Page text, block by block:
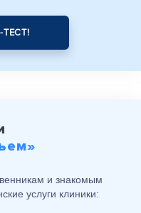
ТЕСТ!
и знакомым
услуги клиники: